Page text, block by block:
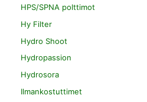
HPS/SPNA polttimot
Hy Filter
Hydro Shoot
Hydropassion
Hydrosora
Ilmankostuttimet